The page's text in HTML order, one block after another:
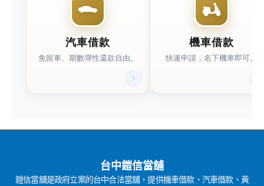
汽車借款
免留車、期數彈性還款自由。
機車借款
快速申請，名下機車即可。
台中鎧信當舖
鎧信當舖是政府立案的台中合法當舖，提供機車借款、汽車借款、黃